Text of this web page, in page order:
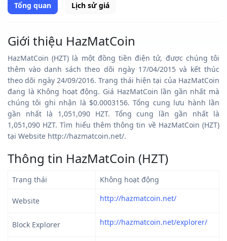
Tổng quan Lịch sử giá
Giới thiệu HazMatCoin
HazMatCoin (HZT) là một đồng tiền điện tử, được chúng tôi
thêm vào danh sách theo dõi ngày 17/04/2015 và kết thúc
theo dõi ngày 24/09/2016. Trạng thái hiện tại của HazMatCoin
đang là Không hoạt động. Giá HazMatCoin lần gần nhất mà
chúng tôi ghi nhận là $0.0003156. Tổng cung lưu hành lần
gần nhất là 1,051,090 HZT. Tổng cung lần gần nhất là
1,051,090 HZT. Tìm hiểu thêm thông tin về HazMatCoin (HZT)
tại Website http://hazmatcoin.net/.
Thông tin HazMatCoin (HZT)
Trạng thái Không hoạt động
Website http://hazmatcoin.net/
Block Explorer http://hazmatcoin.net/explorer/